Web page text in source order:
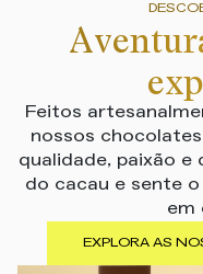
Feitos
nossos
qualidade, paixão e
do cacau e sente
em
EXPLORA AS